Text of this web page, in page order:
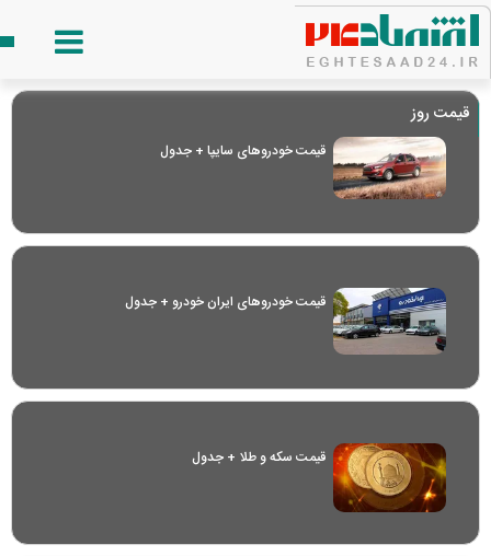
قیمت روز
قیمت خودرو‌های سایپا + جدول
قیمت خودرو‌های ایران خودرو + جدول
قیمت سکه و طلا + جدول